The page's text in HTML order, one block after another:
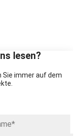
lesen?
Sie immer auf dem